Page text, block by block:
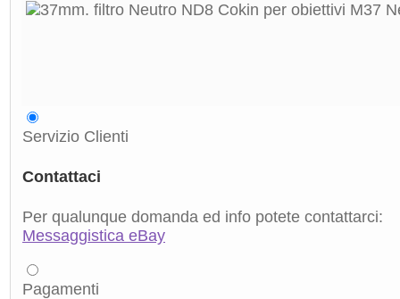
Servizio Clienti
Contattaci
Per qualunque domanda ed info potete contattarci:
Messaggistica eBay
Pagamenti